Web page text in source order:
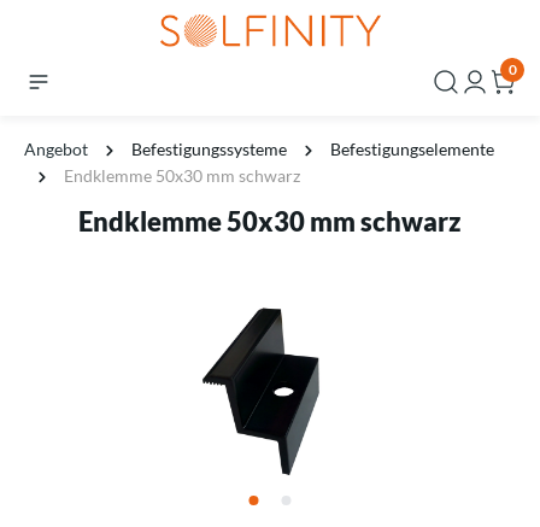
0
Angebot Befestigungssysteme
Befestigungselemente
Endklemme 50x30 mm schwarz
Endklemme 50x30 mm schwarz